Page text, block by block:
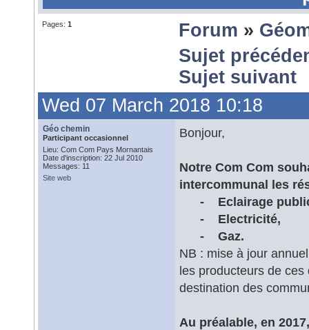
Pages: 1 Forum »
Sujet
Sujet suivant
Wed 07 March 2018 10:18
Géo chemin
Participant occasionnel
Lieu: Com Com Pays Mornantais
Date d'inscription: 22 Jul 2010
Messages: 11
Site web
Bonjour,
Notre Com Com
intercommunal les
- Eclairage
- Electricité,
- Gaz.
NB : mise à jour
les producteurs de
destination des
Au préalable, en